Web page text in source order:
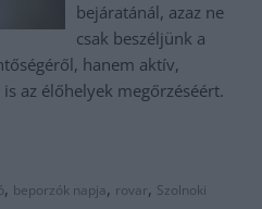
bejáratánál, azaz ne
csak beszéljünk a
hanem aktív,
az élőhelyek megőrzéséért.
, beporzók napja, rovar, Szolnoki